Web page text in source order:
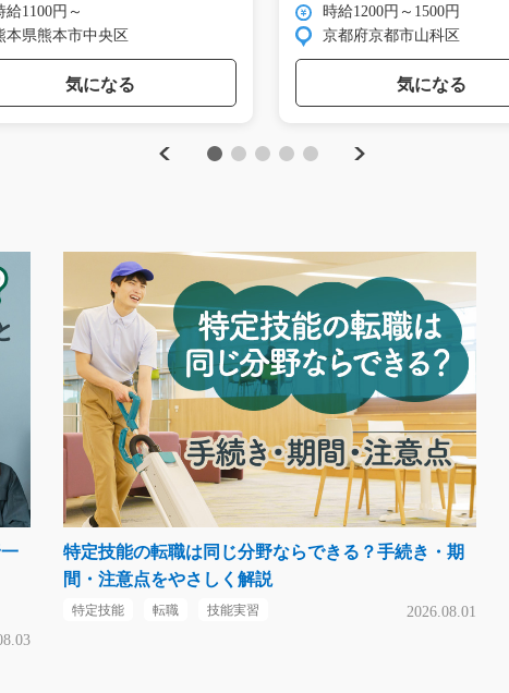
Previous
給1100円～
本県熊本市中央区
気になる
時給1200円～1500円
京都府京都市山科区
気になる
Next
特定技能の転職は同じ分野ならできる？手続き・期
間・注意点をやさしく解説
特定技能 転職 技能実習 2026.08.01